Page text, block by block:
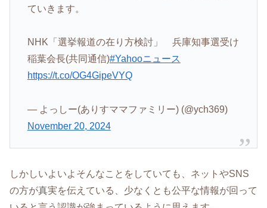
ていきます。
NHK「選挙報道の在り方検討」 兵庫知事選受け
稲葉会長(共同通信)#Yahooニュース
https://t.co/OG4GipeVYQ
— よっしー(ありすママファミリー) (@ych369)
November 20, 2024
しかしいよいよそんなことをしていても、ネットやSNS
の方が真実を伝えている、少なくとも公平な情報が回って